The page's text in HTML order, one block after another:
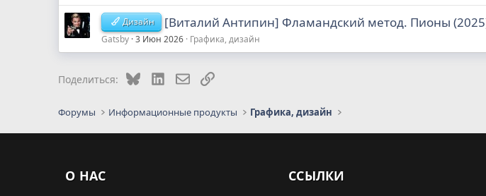
Дизайн [Виталий Антипин] Фламандский метод. Пионы
Gatsby 3 Июн 2026 Графика, дизайн
Поделиться: BlueskyLinkedInЭлектронная почта
Ссылка
Форумы Информационные продукты Графика, дизайн
О НАС ССЫЛКИ